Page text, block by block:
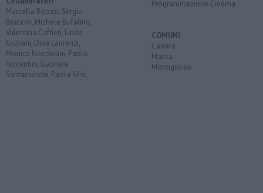
Marcella Bitozzi, Sergio
Braccini, Michele Bufalino,
Valentina Caffieri, Linda
Giuliani, Dina Laurenzi,
Monica Nocciolini, Paolo
Nocentini, Gabriele
Santarnecchi, Paola Silvi.
Programmazione Cinema
COMUNI
Carrara
Massa
Montignoso